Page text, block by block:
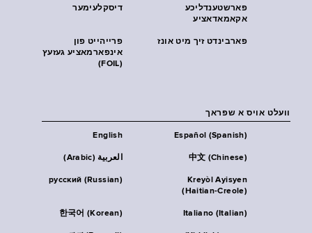
דיסקלעימער
פארשטענדליכע
אקאמאדאציע
פרייהייט פון
אינפארמאציע געזעץ
(FOIL)
פארבינדט זיך מיט אונז
וועלט אויס א שפראך
English Español (Spanish)
العربية (Arabic) 中文 (Chinese)
русский (Russian)
Kreyòl Ayisyen
(Haitian-Creole)
한국어 (Korean) Italiano (Italian)